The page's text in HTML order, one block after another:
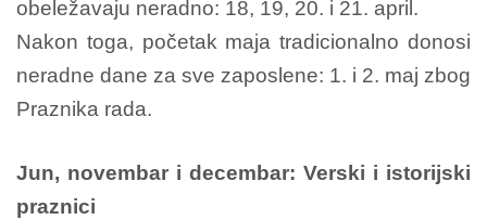
obeležavaju neradno: 18, 19, 20. i 21. april.
Nakon toga, početak maja tradicionalno donosi
neradne dane za sve zaposlene: 1. i 2. maj zbog
Praznika rada.
Jun, novembar i decembar: Verski i istorijski
praznici